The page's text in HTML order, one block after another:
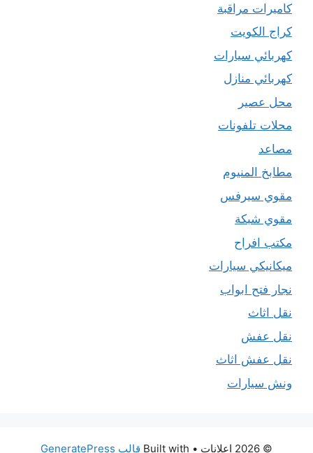
كاميرات مراقبة
كراج الكويت
كهربائي سيارات
كهربائي منازل
محل عصير
محلات تلفونات
مصاعد
مطابخ المنيوم
مقوي سيرفس
مقوي شبكة
مكتب افراح
ميكانيكي سيارات
نجار فتح ابواب
نقل اثاث
نقل عفش
نقل عفش اثاث
ونش سيارات
© 2026 اعلانات • Built with قالب GeneratePress